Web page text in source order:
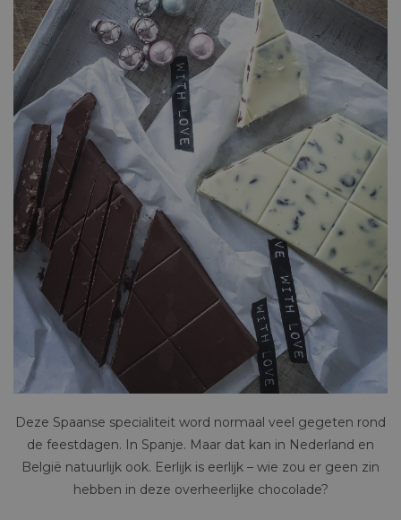
Deze Spaanse specialiteit word normaal veel gegeten rond
de feestdagen. In Spanje. Maar dat kan in Nederland en
België natuurlijk ook. Eerlijk is eerlijk – wie zou er geen zin
hebben in deze overheerlijke chocolade?